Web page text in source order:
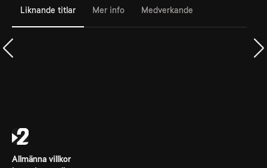
Liknande titlar Mer info Medverkande
Allmänna villkor